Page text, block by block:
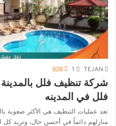
TEJAN
1
926
شركة تنظيف فلل
فلل في المدينه
تعد عمليات التنظيف هي الأكثر صعوبة
منازلهم دائماً في أحسن حال، وتريد كل